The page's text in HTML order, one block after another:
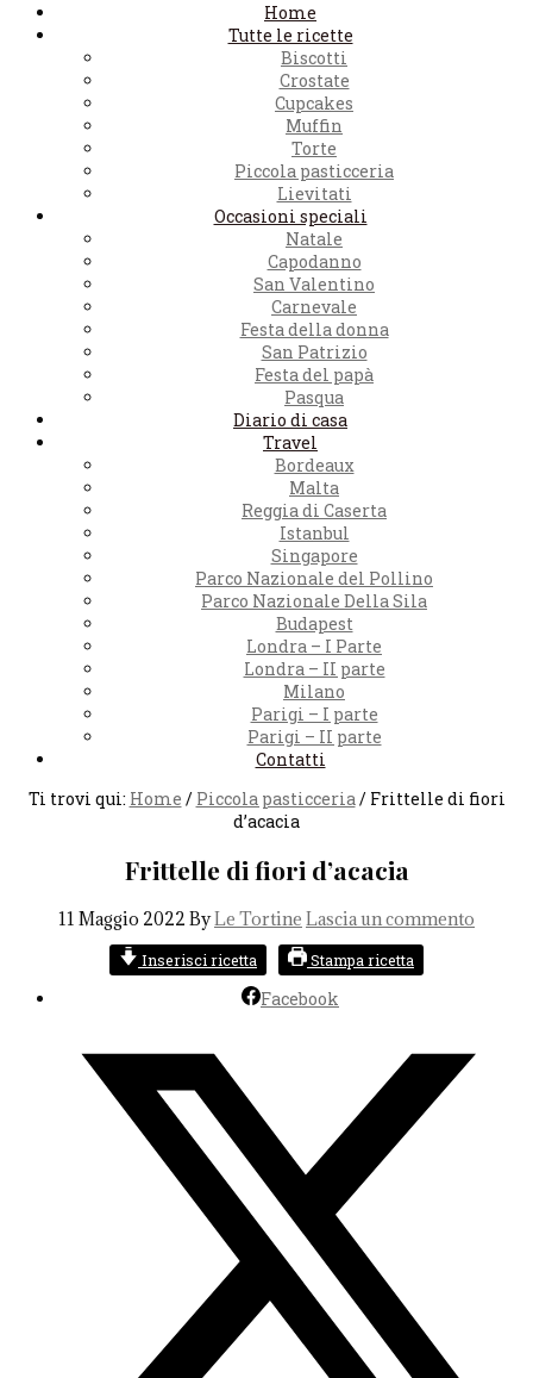
Home
Tutte le ricette
Biscotti
Crostate
Cupcakes
Muffin
Torte
Piccola pasticceria
Lievitati
Occasioni speciali
Natale
Capodanno
San Valentino
Carnevale
Festa della donna
San Patrizio
Festa del papà
Pasqua
Diario di casa
Travel
Bordeaux
Malta
Reggia di Caserta
Istanbul
Singapore
Parco Nazionale del Pollino
Parco Nazionale Della Sila
Budapest
Londra – I Parte
Londra – II parte
Milano
Parigi – I parte
Parigi – II parte
Contatti
Ti trovi qui: Home / Piccola pasticceria/Frittelle di fiori
d’acacia
Frittelle di fiori d’acacia
11 Maggio 2022 ByLe Tortine Lascia un commento
Inserisci ricetta Stampa ricetta
Facebook